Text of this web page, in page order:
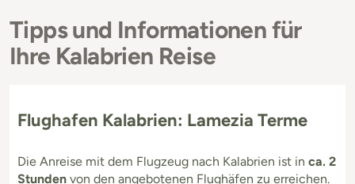
Tipps und Informationen für
Ihre Kalabrien Reise
Flughafen Kalabrien: Lamezia Terme
Die Anreise mit dem Flugzeug nach Kalabrien ist in ca. 2
Stunden von den angebotenen Flughäfen zu erreichen.